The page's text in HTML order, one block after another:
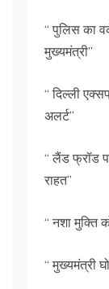
“ पुलिस का
मुख्यमंत्री”
“ दिल्ली
अलर्ट”
“ लैंड फ्रॉड
राहत”
“ नशा मुक्ति
“ मुख्यमंत्री